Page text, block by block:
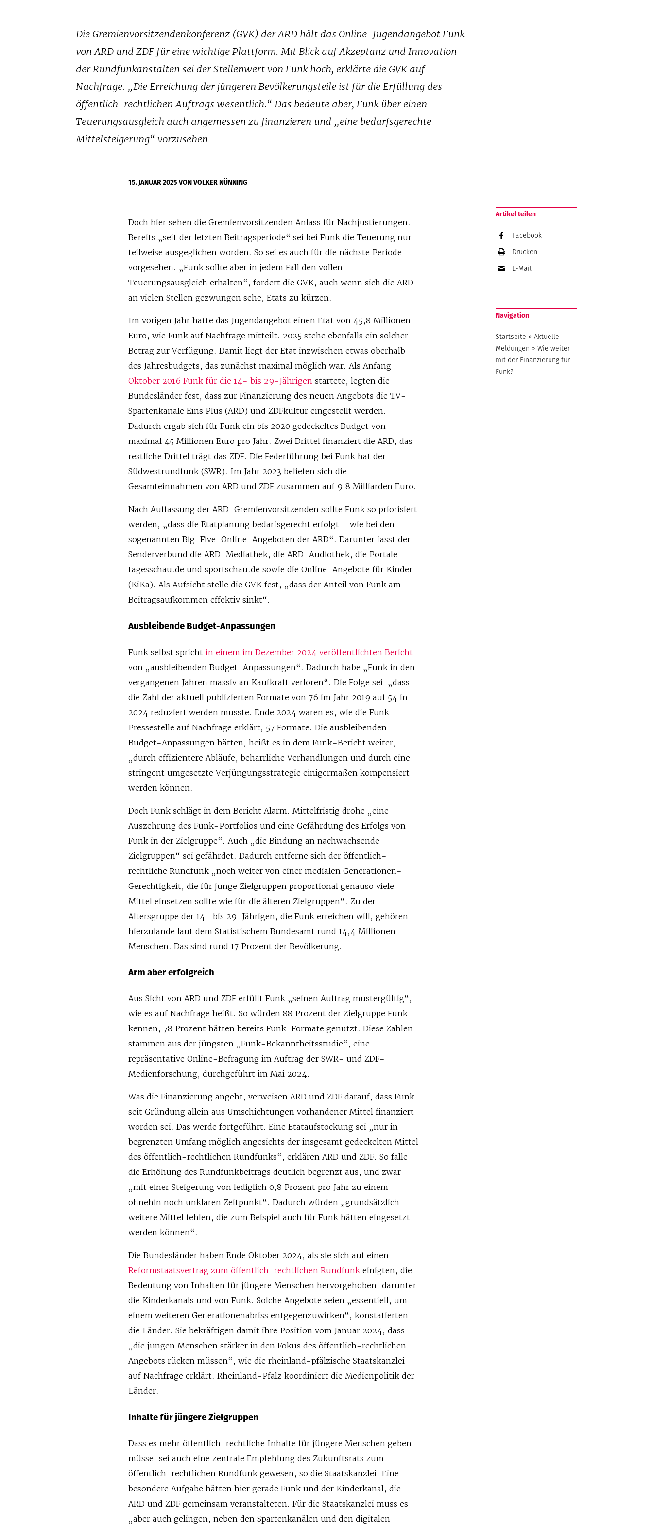
Die Gremienvorsitzendenkonferenz (GVK) der ARD hält das Online-Jugendangebot Funk
von ARD und ZDF für eine wichtige Plattform. Mit Blick auf Akzeptanz und Innovation
der Rundfunkanstalten sei der Stellenwert von Funk hoch, erklärte die GVK auf
Nachfrage. „Die Erreichung der jüngeren Bevölkerungsteile ist für die Erfüllung des
öffentlich-rechtlichen Auftrags wesentlich.“ Das bedeute aber, Funk über einen
Teuerungsausgleich auch angemessen zu finanzieren und „eine bedarfsgerechte
Mittelsteigerung“ vorzusehen.
15. JANUAR 2025VON VOLKER NÜNNING
Doch hier sehen die Gremienvorsitzenden Anlass für Nachjustierungen.
Bereits „seit der letzten Beitragsperiode“ sei bei Funk die Teuerung nur
teilweise ausgeglichen worden. So sei es auch für die nächste Periode
vorgesehen. „Funk sollte aber in jedem Fall den vollen
Teuerungsausgleich erhalten“, fordert die GVK, auch wenn sich die ARD
an vielen Stellen gezwungen sehe, Etats zu kürzen.
Im vorigen Jahr hatte das Jugendangebot einen Etat von 45,8 Millionen
Euro, wie Funk auf Nachfrage mitteilt. 2025 stehe ebenfalls ein solcher
Betrag zur Verfügung. Damit liegt der Etat inzwischen etwas oberhalb
des Jahresbudgets, das zunächst maximal möglich war. Als Anfang
Oktober 2016 Funk für die 14- bis 29-Jährigen startete, legten die
Bundesländer fest, dass zur Finanzierung des neuen Angebots die TV-
Spartenkanäle Eins Plus (ARD) und ZDFkultur eingestellt werden.
Dadurch ergab sich für Funk ein bis 2020 gedeckeltes Budget von
maximal 45 Millionen Euro pro Jahr. Zwei Drittel finanziert die ARD, das
restliche Drittel trägt das ZDF. Die Federführung bei Funk hat der
Südwestrundfunk (SWR). Im Jahr 2023 beliefen sich die
Gesamteinnahmen von ARD und ZDF zusammen auf 9,8 Milliarden Euro.
Nach Auffassung der ARD-Gremienvorsitzenden sollte Funk so priorisiert
werden, „dass die Etatplanung bedarfsgerecht erfolgt – wie bei den
sogenannten Big-Five-Online-Angeboten der ARD“. Darunter fasst der
Senderverbund die ARD-Mediathek, die ARD-Audiothek, die Portale
tagesschau.de und sportschau.de sowie die Online-Angebote für Kinder
(KiKa). Als Aufsicht stelle die GVK fest, „dass der Anteil von Funk am
Beitragsaufkommen effektiv sinkt“.
Ausbleibende Budget-Anpassungen
Funk selbst sprichtin einem im Dezember 2024 veröffentlichten Bericht
von „ausbleibenden Budget-Anpassungen“. Dadurch habe „Funk in den
vergangenen Jahren massiv an Kaufkraft verloren“. Die Folge sei „dass
die Zahl der aktuell publizierten Formate von 76 im Jahr 2019 auf 54 in
2024 reduziert werden musste. Ende 2024 waren es, wie die Funk-
Pressestelle auf Nachfrage erklärt, 57 Formate. Die ausbleibenden
Budget-Anpassungen hätten, heißt es in dem Funk-Bericht weiter,
„durch effizientere Abläufe, beharrliche Verhandlungen und durch eine
stringent umgesetzte Verjüngungsstrategie einigermaßen kompensiert
werden können.
Doch Funk schlägt in dem Bericht Alarm. Mittelfristig drohe „eine
Auszehrung des Funk-Portfolios und eine Gefährdung des Erfolgs von
Funk in der Zielgruppe“. Auch „die Bindung an nachwachsende
Zielgruppen“ sei gefährdet. Dadurch entferne sich der öffentlich-
rechtliche Rundfunk „noch weiter von einer medialen Generationen-
Gerechtigkeit, die für junge Zielgruppen proportional genauso viele
Mittel einsetzen sollte wie für die älteren Zielgruppen“. Zu der
Altersgruppe der 14- bis 29-Jährigen, die Funk erreichen will, gehören
hierzulande laut dem Statistischem Bundesamt rund 14,4 Millionen
Menschen. Das sind rund 17 Prozent der Bevölkerung.
Arm aber erfolgreich
Aus Sicht von ARD und ZDF erfüllt Funk „seinen Auftrag mustergültig“,
wie es auf Nachfrage heißt. So würden 88 Prozent der Zielgruppe Funk
kennen, 78 Prozent hätten bereits Funk-Formate genutzt. Diese Zahlen
stammen aus der jüngsten „Funk-Bekanntheitsstudie“, eine
repräsentative Online-Befragung im Auftrag der SWR- und ZDF-
Medienforschung, durchgeführt im Mai 2024.
Was die Finanzierung angeht, verweisen ARD und ZDF darauf, dass Funk
seit Gründung allein aus Umschichtungen vorhandener Mittel finanziert
worden sei. Das werde fortgeführt. Eine Etataufstockung sei „nur in
begrenzten Umfang möglich angesichts der insgesamt gedeckelten Mittel
des öffentlich-rechtlichen Rundfunks“, erklären ARD und ZDF. So falle
die Erhöhung des Rundfunkbeitrags deutlich begrenzt aus, und zwar
„mit einer Steigerung von lediglich 0,8 Prozent pro Jahr zu einem
ohnehin noch unklaren Zeitpunkt“. Dadurch würden „grundsätzlich
weitere Mittel fehlen, die zum Beispiel auch für Funk hätten eingesetzt
werden können“.
Die Bundesländer haben Ende Oktober 2024, als sie sich auf einen
Reformstaatsvertrag zum öffentlich-rechtlichen Rundfunk einigten, die
Bedeutung von Inhalten für jüngere Menschen hervorgehoben, darunter
die Kinderkanals und von Funk. Solche Angebote seien „essentiell, um
einem weiteren Generationenabriss entgegenzuwirken“, konstatierten
die Länder. Sie bekräftigen damit ihre Position vom Januar 2024, dass
„die jungen Menschen stärker in den Fokus des öffentlich-rechtlichen
Angebots rücken müssen“, wie die rheinland-pfälzische Staatskanzlei
auf Nachfrage erklärt. Rheinland-Pfalz koordiniert die Medienpolitik der
Länder.
Inhalte für jüngere Zielgruppen
Dass es mehr öffentlich-rechtliche Inhalte für jüngere Menschen geben
müsse, sei auch eine zentrale Empfehlung des Zukunftsrats zum
öffentlich-rechtlichen Rundfunk gewesen, so die Staatskanzlei. Eine
besondere Aufgabe hätten hier gerade Funk und der Kinderkanal, die
ARD und ZDF gemeinsam veranstalteten. Für die Staatskanzlei muss es
„aber auch gelingen, neben den Spartenkanälen und den digitalen
Artikel teilen
Facebook
Drucken
E-Mail
Navigation
Startseite »Aktuelle
Meldungen »Wie weiter
mit der Finanzierung für
Funk?